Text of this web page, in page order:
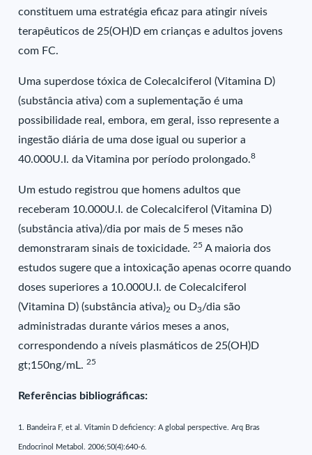
constituem uma estratégia eficaz para atingir níveis
terapêuticos de 25(OH)D em crianças e adultos jovens
com FC.
Uma superdose tóxica de Colecalciferol (Vitamina D)
(substância ativa) com a suplementação é uma
possibilidade real, embora, em geral, isso represente a
ingestão diária de uma dose igual ou superior a
40.000U.I. da Vitamina por período prolongado.8
Um estudo registrou que homens adultos que
receberam 10.000U.I. de Colecalciferol (Vitamina D)
(substância ativa)/dia por mais de 5 meses não
demonstraram sinais de toxicidade.25 A maioria dos
estudos sugere que a intoxicação apenas ocorre quando
doses superiores a 10.000U.I. de Colecalciferol
(Vitamina D) (substância ativa)2 ou D3/dia são
administradas durante vários meses a anos,
correspondendo a níveis plasmáticos de 25(OH)D
gt;150ng/mL.25
Referências bibliográficas:
1. Bandeira F, et al. Vitamin D deficiency: A global perspective. Arq Bras
Endocrinol Metabol. 2006;50(4):640-6.